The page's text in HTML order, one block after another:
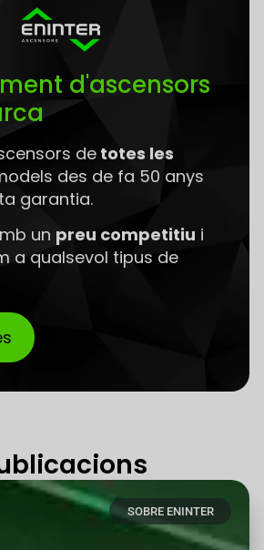
d'ascensors
detotes les
des de fa 50 anys
garantia.
un preu competitiu i
a qualsevol tipus de
SOBRE ENINTER